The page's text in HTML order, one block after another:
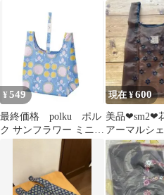
クト お買い
しゃれ 買い
量 シンプル
ショッピン
さげ
¥ 549
最終価格 polku ポル
ク サンフラワー ミニ
エコバッグ 軽量 北
現在 ¥600
美品❤︎sm2❤︎
アーマルシ